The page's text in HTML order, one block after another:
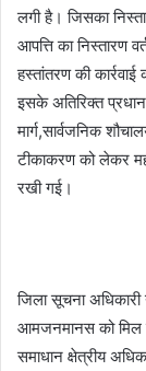
लगी है। जिसका
आपत्ति का निस्तारण
हस्तांतरण की
इसके अतिरिक्त
मार्ग,सार्वजनिक
टीकाकरण को लेकर
रखी गई।
जिला सूचना
आमजनमानस को मिल
समाधान क्षेत्रीय